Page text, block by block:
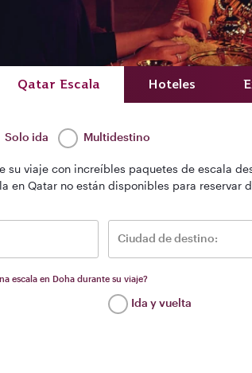
Qatar Escala Hoteles
Solo ida Multidestino
su viaje con increíbles paquetes de escala
en Qatar no están disponibles para
Ciudad de destino:
escala en Doha durante su viaje?
Ida y vuelta